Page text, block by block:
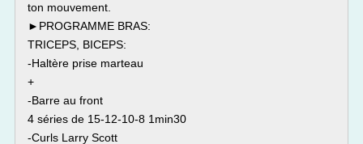
ton mouvement.
►PROGRAMME BRAS:
TRICEPS, BICEPS:
-Haltère prise marteau
+
-Barre au front
4 séries de 15-12-10-8 1min30
-Curls Larry Scott